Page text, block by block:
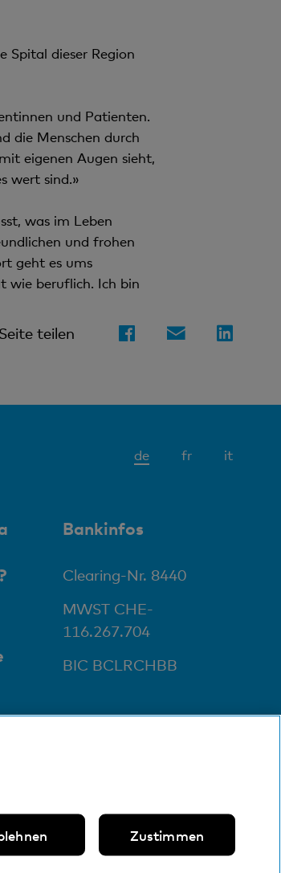
Spital dieser Region
und Patienten.
die Menschen durch
eigenen Augen sieht,
wert sind.»
was im Leben
und frohen
geht es ums
wie beruflich. Ich bin
Seite teilen
deAktives
fr it
Bankinfos
Clearing-Nr. 8440
MWST CHE-
116.267.704
BIC BCLRCHBB
Zustimmen